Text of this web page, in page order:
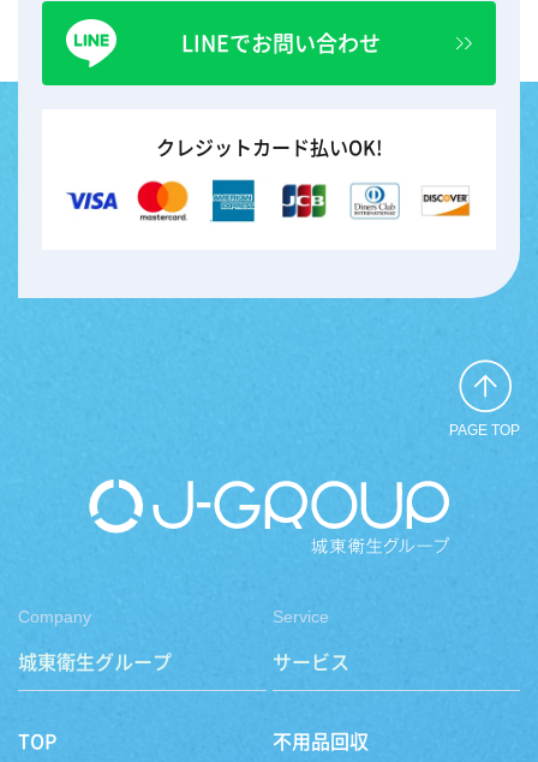
LINEでお問い合わせ
クレジットカード払いOK!
PAGE TOP
Company
城東衛生グループ
TOP
Service
サービス
不用品回収